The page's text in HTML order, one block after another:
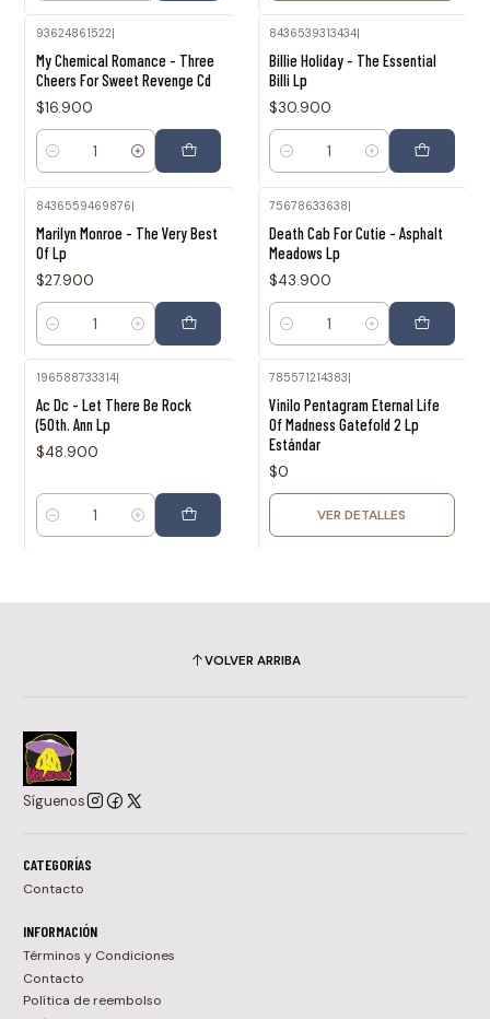
93624861522|
My Chemical Romance - Three
Cheers For Sweet Revenge Cd
$16.900
Cantidad
8436539313434
Billie Holiday - The Essential
Billi Lp
$30.900
Cantidad
8436559469876|
Marilyn Monroe - The Very Best
Of Lp
$27.900
Cantidad
75678633638|
Death Cab For Cutie - Asphalt
Meadows Lp
$43.900
Cantidad
196588733314|
Ac Dc - Let There Be Rock
(50th. Ann Lp
$48.900
Cantidad
785571214383
Vinilo Pentagram Eternal Life
Of Madness Gatefold 2 Lp
Estándar
$0
VER DETALLES
VOLVER ARRIBA
Síguenos
CATEGORÍAS
Contacto
INFORMACIÓN
Términos y Condiciones
Contacto
Política de reembolso